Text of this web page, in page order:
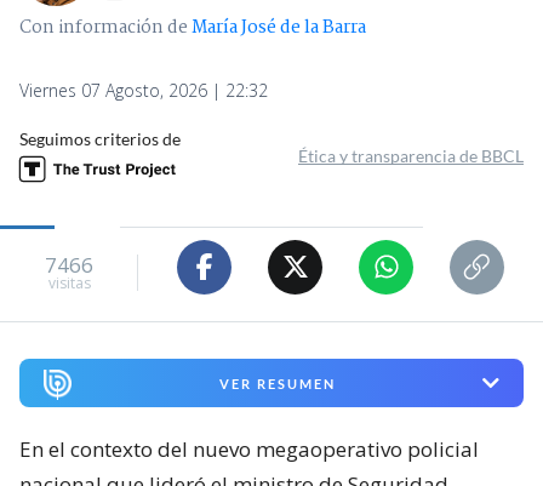
Con información deMaría José de la Barra
Viernes 07 Agosto, 2026 | 22:32
Seguimos criterios de
Ética y transparencia de BBCL
7466
visitas
VER RESUMEN
En el contexto del nuevo megaoperativo policial